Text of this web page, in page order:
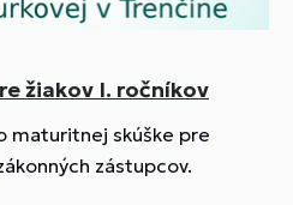
žiakov I. ročníkov
maturitnej skúške pre
zástupcov.